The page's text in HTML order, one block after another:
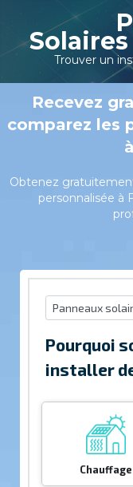
Solaires
Trouver un
Recevez
comparez les
Obtenez
personnalisée à